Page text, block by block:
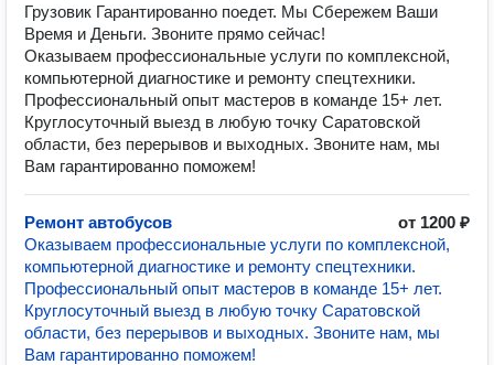
Грузовик Гарантированно поедет. Мы Сбережем Ваши
Время и Деньги. Звоните прямо сейчас!
Оказываем профессиональные услуги по комплексной,
компьютерной диагностике и ремонту спецтехники.
Профессиональный опыт мастеров в команде 15+ лет.
Круглосуточный выезд в любую точку Саратовской
области, без перерывов и выходных. Звоните нам, мы
Вам гарантированно поможем!
Ремонт автобусов
от 1200 ₽
Оказываем профессиональные услуги по комплексной,
компьютерной диагностике и ремонту спецтехники.
Профессиональный опыт мастеров в команде 15+ лет.
Круглосуточный выезд в любую точку Саратовской
области, без перерывов и выходных. Звоните нам, мы
Вам гарантированно поможем!